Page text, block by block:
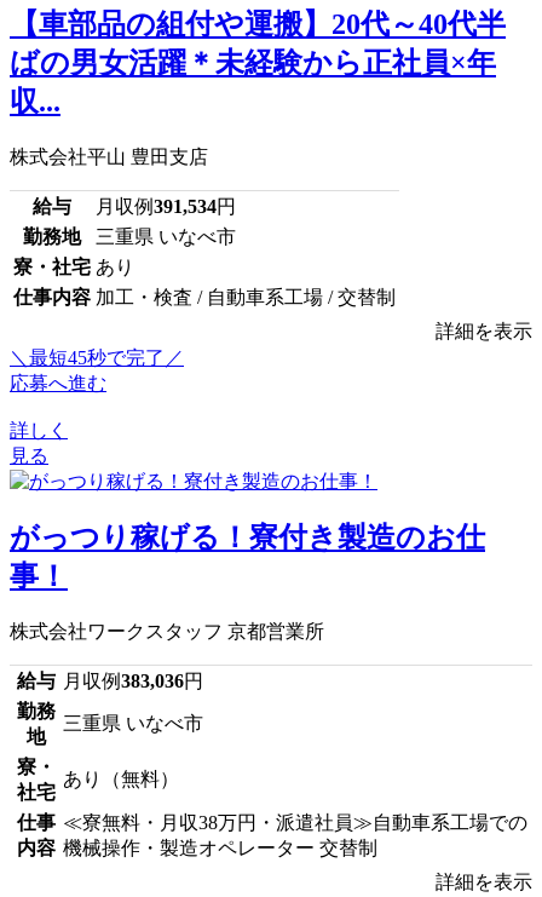
【車部品の組付や運搬】20代～40代半
ばの男女活躍＊未経験から正社員×年
収...
株式会社平山 豊田支店
給与 月収例391,534円
勤務地
三重県 いなべ市
寮・社宅 あり
仕事内容 加工・検査 / 自動車系工場 / 交替制
詳細を表示
＼最短45秒で完了／
応募へ進む
詳しく
見る
がっつり稼げる！寮付き製造のお仕
事！
株式会社ワークスタッフ 京都営業所
給与 月収例383,036円
勤務
地
三重県 いなべ市
寮・
社宅
あり（無料）
仕事
内容
≪寮無料・月収38万円・派遣社員≫自動車系工場での
機械操作・製造オペレーター 交替制
詳細を表示